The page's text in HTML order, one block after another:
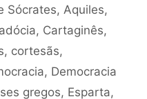
Sócrates,Aquiles,
, Cartaginês,
, cortesãs,
, Democracia
gregos, Esparta,